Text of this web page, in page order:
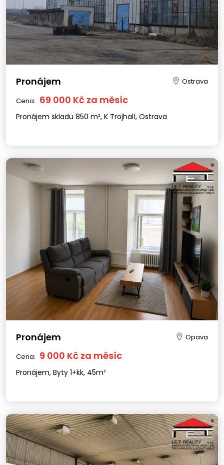
Pronájem Ostrava
Cena: 69 000 Kč za měsíc
Pronájem skladu 850 m², K Trojhalí, Ostrava
Pronájem Opava
Cena: 9 000 Kč za měsíc
Pronájem, Byty 1+kk, 45m²